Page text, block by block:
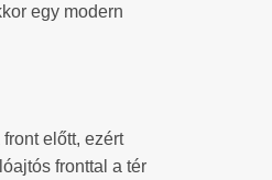
egy modern
előtt, ezért
fronttal a tér